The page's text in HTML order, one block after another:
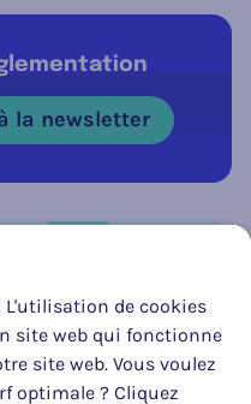
la newsletter
sur
InstagramLinkedIn
L'utilisation de cookies
site web qui fonctionne
site web. Vous voulez
optimale ? Cliquez